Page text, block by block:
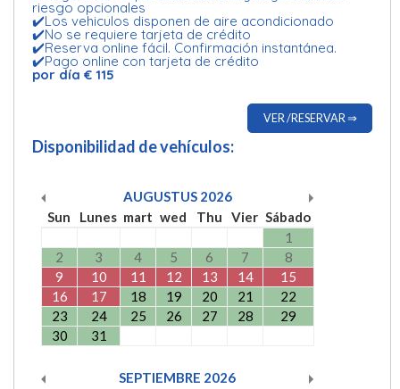
riesgo opcionales
✔️Los vehiculos disponen de aire acondicionado
✔️No se requiere tarjeta de crédito
✔️Reserva online fácil. Confirmación instantánea.
✔️Pago online con tarjeta de crédito
por día € 115
VER /RESERVAR ⇒
Disponibilidad de vehículos:
AUGUSTUS 2026
Sun
Lunes mart wed Thu Vier Sábado
1
2
3 4 5 6 7
8
9
10 11 12 13 14
15
16
17 18 19 20 21
22
23
24 25 26 27 28
29
30
31
SEPTIEMBRE 2026